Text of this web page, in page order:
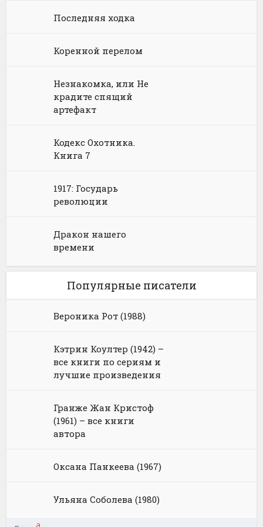
Юмористическое фэнтези
Последняя ходка
Коренной перелом
Незнакомка, или Не
крадите спящий
артефакт
Кодекс Охотника.
Книга 7
1917: Государь
революции
Дракон нашего
времени
Популярные писатели
Вероника Рот (1988)
Кэтрин Коултер (1942) –
все книги по сериям и
лучшие произведения
Гранже Жан Кристоф
(1961) – все книги
автора
Оксана Панкеева (1967)
Ульяна Соболева (1980)